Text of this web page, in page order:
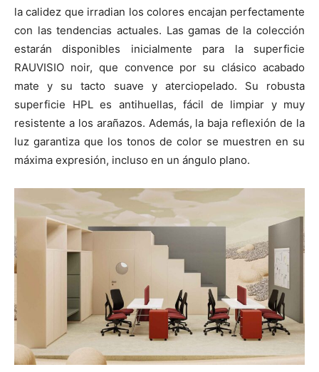
la calidez que irradian los colores encajan perfectamente
con las tendencias actuales. Las gamas de la colección
estarán disponibles inicialmente para la superficie
RAUVISIO noir, que convence por su clásico acabado
mate y su tacto suave y aterciopelado. Su robusta
superficie HPL es antihuellas, fácil de limpiar y muy
resistente a los arañazos. Además, la baja reflexión de la
luz garantiza que los tonos de color se muestren en su
máxima expresión, incluso en un ángulo plano.